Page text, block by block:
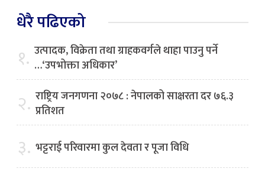
धेरै पढिएको
१. उत्पादक, विक्रेता तथा ग्राहकवर्गले थाहा पाउनु पर्ने
…‘उपभोक्ता अधिकार’
२. राष्ट्रिय जनगणना २०७८ : नेपालको साक्षरता दर ७६.३
प्रतिशत
३. भट्टराई परिवारमा कुल देवता र पूजा विधि